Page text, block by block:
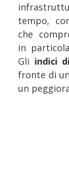
tempo,
che
in
Gli indici
fronte di
un